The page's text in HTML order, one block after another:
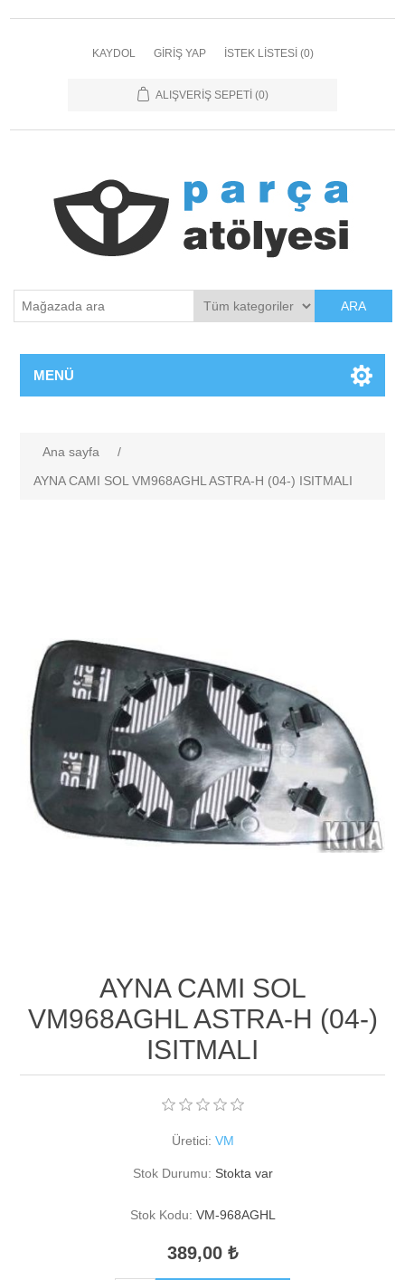
KAYDOL GIRIŞ YAP İSTEK LISTESI (0)
ALIŞVERIŞ SEPETI (0)
ARA
MENÜ
Ana sayfa
/
AYNA CAMI SOL VM968AGHL ASTRA-H (04-) ISITMALI
AYNA CAMI SOL
VM968AGHL ASTRA-H (04-)
ISITMALI
Üretici: VM
Stok Durumu: Stokta var
Stok Kodu: VM-968AGHL
389,00 ₺